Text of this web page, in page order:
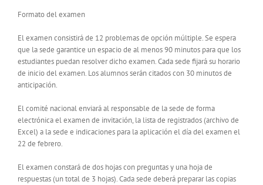
Formato del examen
El examen consistirá de 12 problemas de opción múltiple. Se espera
que la sede garantice un espacio de al menos 90 minutos para que los
estudiantes puedan resolver dicho examen. Cada sede fijará su horario
de inicio del examen. Los alumnos serán citados con 30 minutos de
anticipación.
El comité nacional enviará al responsable de la sede de forma
electrónica el examen de invitación, la lista de registrados (archivo de
Excel) a la sede e indicaciones para la aplicación el día del examen el
22 de febrero.
El examen constará de dos hojas con preguntas y una hoja de
respuestas (un total de 3 hojas). Cada sede deberá preparar las copias